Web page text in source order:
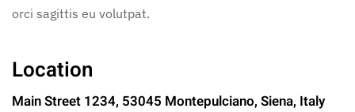
orci sagittis eu volutpat.
Location
Main Street 1234, 53045 Montepulciano, Siena, Italy